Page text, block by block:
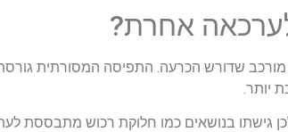
אחרת?
מורכב שדורש הכרעה. התפיסה המסורתית
יותר.
גישתו בנושאים כמו חלוקת רכוש מתבססת